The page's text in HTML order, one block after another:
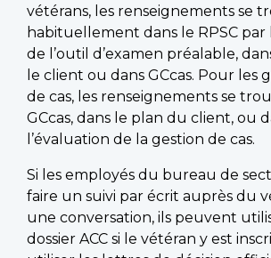
vétérans, les renseignements se
habituellement dans le RPSC par
de l’outil d’examen préalable,
le client ou dans GCcas. Pour les
de cas, les renseignements se
GCcas, dans le plan du client, ou
l’évaluation de la gestion de cas.
Si les employés du bureau de
faire un suivi par écrit auprès du
une conversation, ils peuvent
dossier ACC si le vétéran y est